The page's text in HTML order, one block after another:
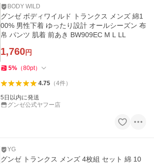
BODY WILD
グンゼ ボディワイルド トランクス メンズ 綿1
00% 男性下着 ゆったり設計 オールシーズン 布
帛 パンツ 肌着 前あき BW909EC M L LL
1,760円
5% （80pt）
4.75（4件）
5日以内に発送
グンゼ公式ヤフー店
YG
グンゼ トランクス メンズ 4枚組 セット 綿 10